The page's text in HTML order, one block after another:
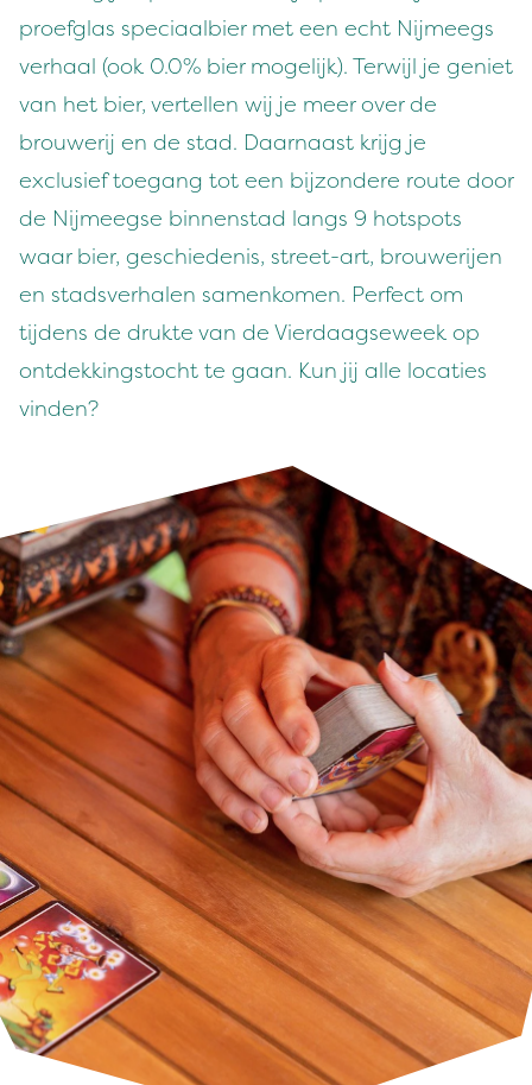
proefglas speciaalbier met een echt Nijmeegs
verhaal (ook 0.0% bier mogelijk). Terwijl je geniet
van het bier, vertellen wij je meer over de
brouwerij en de stad. Daarnaast krijg je
exclusief toegang tot een bijzondere route door
de Nijmeegse binnenstad langs 9 hotspots
waar bier, geschiedenis, street-art, brouwerijen
en stadsverhalen samenkomen. Perfect om
tijdens de drukte van de Vierdaagseweek op
ontdekkingstocht te gaan. Kun jij alle locaties
vinden?